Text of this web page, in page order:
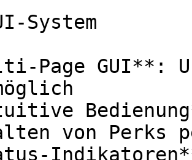
System
Page GUI**:
von Perks